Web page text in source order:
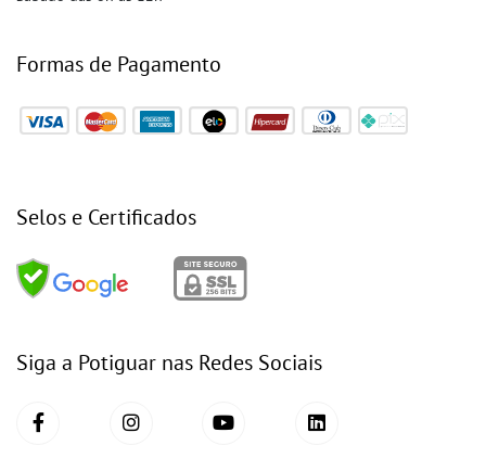
Formas de Pagamento
Selos e Certificados
Siga a Potiguar nas Redes Sociais